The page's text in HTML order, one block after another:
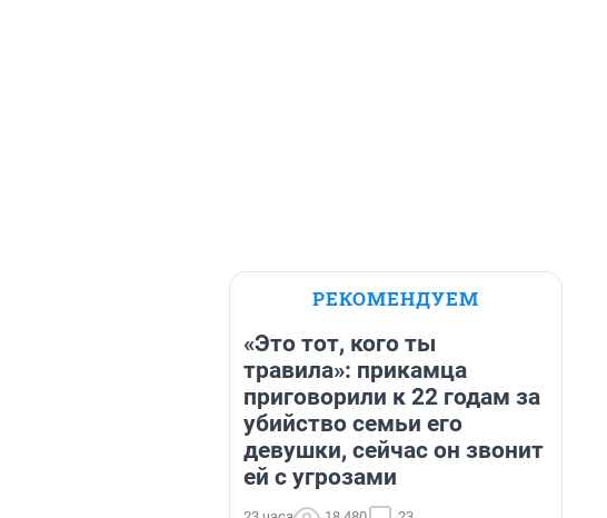
РЕКОМЕНДУЕМ
«Это тот, кого ты
травила»: прикамца
приговорили к 22 годам за
убийство семьи его
девушки, сейчас он звонит
ей с угрозами